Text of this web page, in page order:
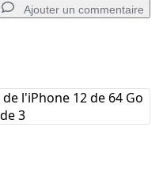
Ajouter un commentaire